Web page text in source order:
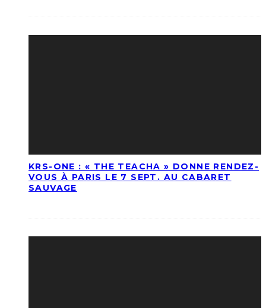
KRS-ONE : « THE TEACHA » DONNE RENDEZ-
VOUS À PARIS LE 7 SEPT. AU CABARET
SAUVAGE